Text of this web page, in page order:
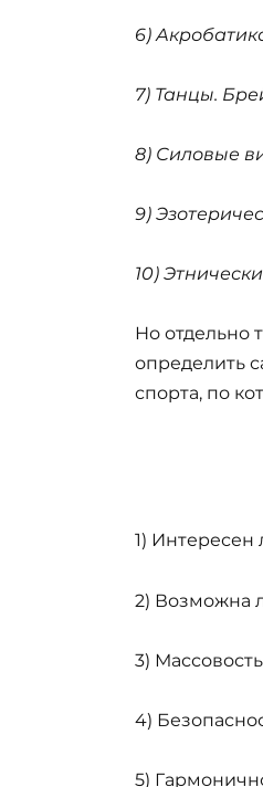
6)
7) Танцы.
8) Силовые
9)
10)
Но отдельно
определить
спорта, по
1) Интересен
2) Возможна
3)
4)
5)